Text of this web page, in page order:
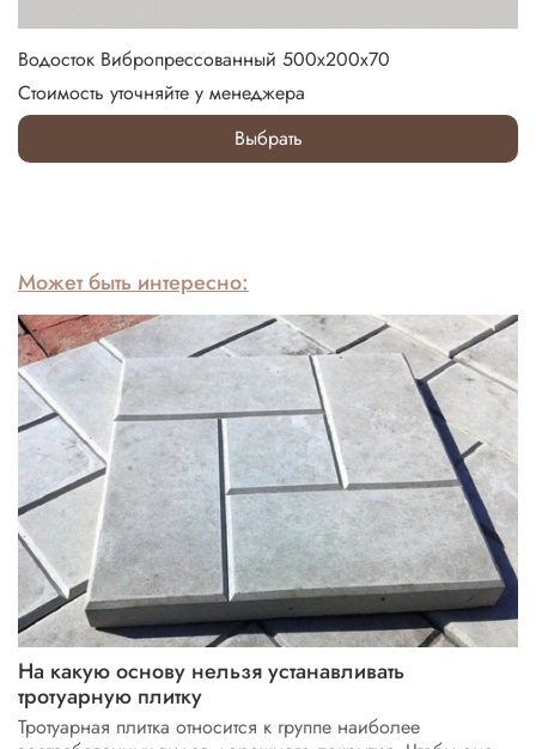
Водосток Вибропрессованный 500х200х70
Стоимость уточняйте у менеджера
Выбрать
Может быть интересно:
На какую основу нельзя устанавливать
тротуарную плитку
Тротуарная плитка относится к группе наиболее